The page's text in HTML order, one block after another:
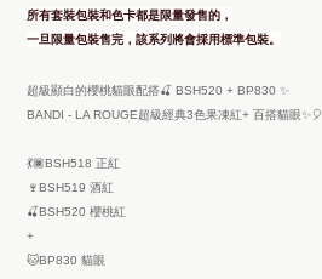
所有套裝包裝和色卡都是限量發售的，
一旦限量包裝售完，該系列將會採用標準包裝。
超級顯白的櫻桃貓眼配搭🍒 BSH520 + BP830 ✨ ️
BANDI - LA ROUGE超級經典3色果凍紅+ 百搭貓眼✨🎈
💃🏿BSH518 正紅
🍷BSH519 酒紅
🍒BSH520 櫻桃紅
+
🐱BP830 貓眼